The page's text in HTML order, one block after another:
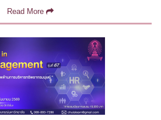
Read More